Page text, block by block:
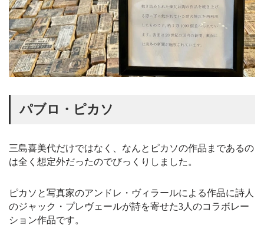
パブロ・ピカソ
三島喜美代だけではなく、なんとピカソの作品まであるの
は全く想定外だったのでびっくりしました。
ピカソと写真家のアンドレ・ヴィラールによる作品に詩人
のジャック・プレヴェールが詩を寄せた3人のコラボレー
ション作品です。